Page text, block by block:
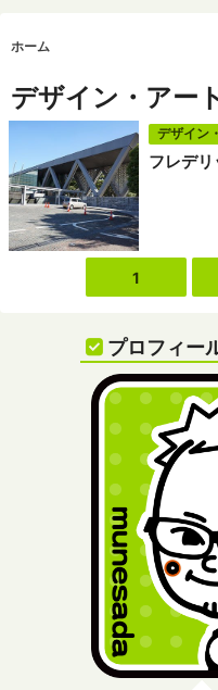
ホーム
デザイン・アー
デザイン
フレデ
1
プロフィー